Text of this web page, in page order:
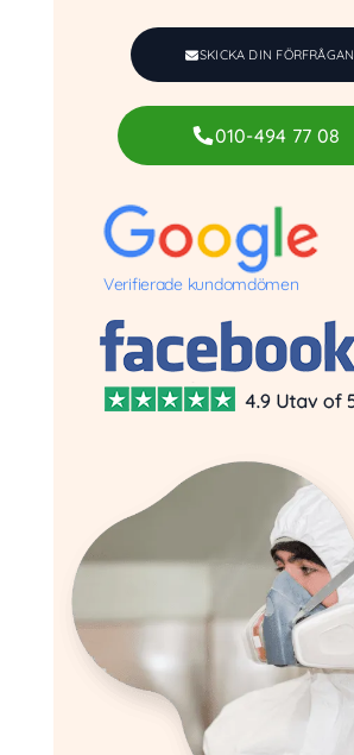
SKICKA DIN FÖRFRÅGAN
010-494 77 08
Verifierade kundomdömen